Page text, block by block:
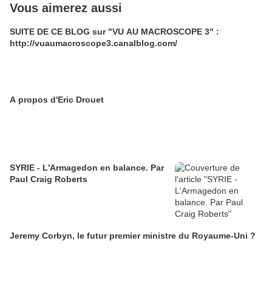
Vous aimerez aussi
SUITE DE CE BLOG sur "VU AU MACROSCOPE 3" :
http://vuaumacroscope3.canalblog.com/
A propos d'Eric Drouet
SYRIE - L'Armagedon en balance. Par
Paul Craig Roberts
Jeremy Corbyn, le futur premier ministre du Royaume-Uni ?